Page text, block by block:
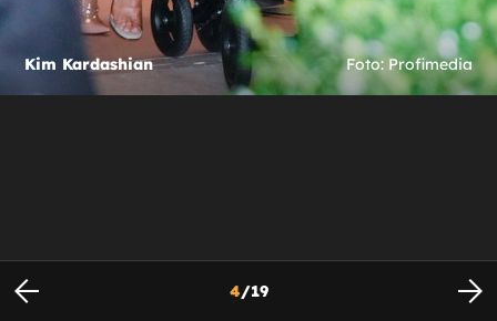
Kim Kardashian Foto: Profimedia
4/19